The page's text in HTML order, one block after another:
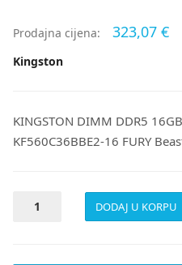
Prodajna cijena: 323,07 €
Kingston
KINGSTON DIMM DDR5
KF560C36BBE2-16 FURY